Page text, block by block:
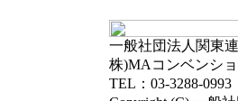
一般社団法人関東
株)MAコンベンシ
TEL：03-3288-